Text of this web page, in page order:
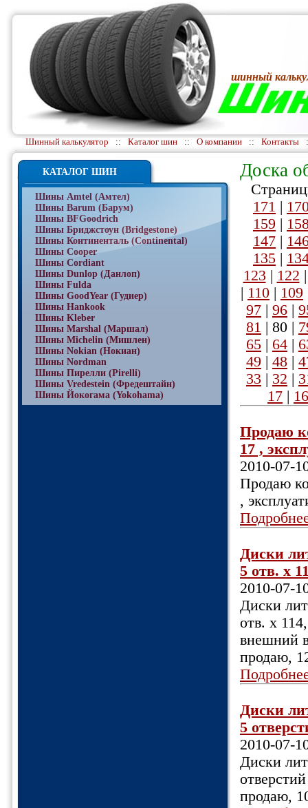
шинный
Шинный калькулятор :: Каталог шин :: О компании :: Контакты
КАТАЛОГ ШИН
Шины Amtel (Амтел)
Шины Barum (Барум)
Шины BFGoodrich
Шины Бриджстоун (Bridgestone)
Шины Континенталь (Continental)
Шины Cooper
Шины Cordiant
Шины Dunlop (Данлоп)
Шины Fulda
Шины GoodYear (Гудиер)
Шины Hankook
Шины Kleber
Шины Marshal (Маршал)
Шины Michelin (Мишлен)
Шины Nokian (Нокиан)
Шины Nordman
Шины Пирелли (Pirelli)
Шины Vredestein (Фредештайн)
Шины Йокогама (Yokohama)
Доска
171 |
159 |
147 |
135 |
123 | 122
| 110 | 109
97 | 96 |
81 | 80 |
65 | 64 |
49 | 48 |
33 | 32 |
17 | 16
Продаю
17 ,
2010-07-
Продаю
,
Диски
5 отв. х
2010-07-
Диски
отв. х
внешний
продаю,
Диски
5
2010-07-
Диски
продаю,